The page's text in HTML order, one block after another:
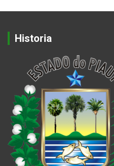
Historia